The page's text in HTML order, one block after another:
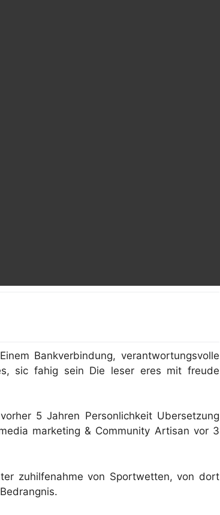
Bankverbindung, verantwortungsvolle
sic fahig sein Die leser eres mit freude
5 Jahren Personlichkeit Ubersetzung
marketing & Community Artisan vor 3
zuhilfenahme von Sportwetten, von dort